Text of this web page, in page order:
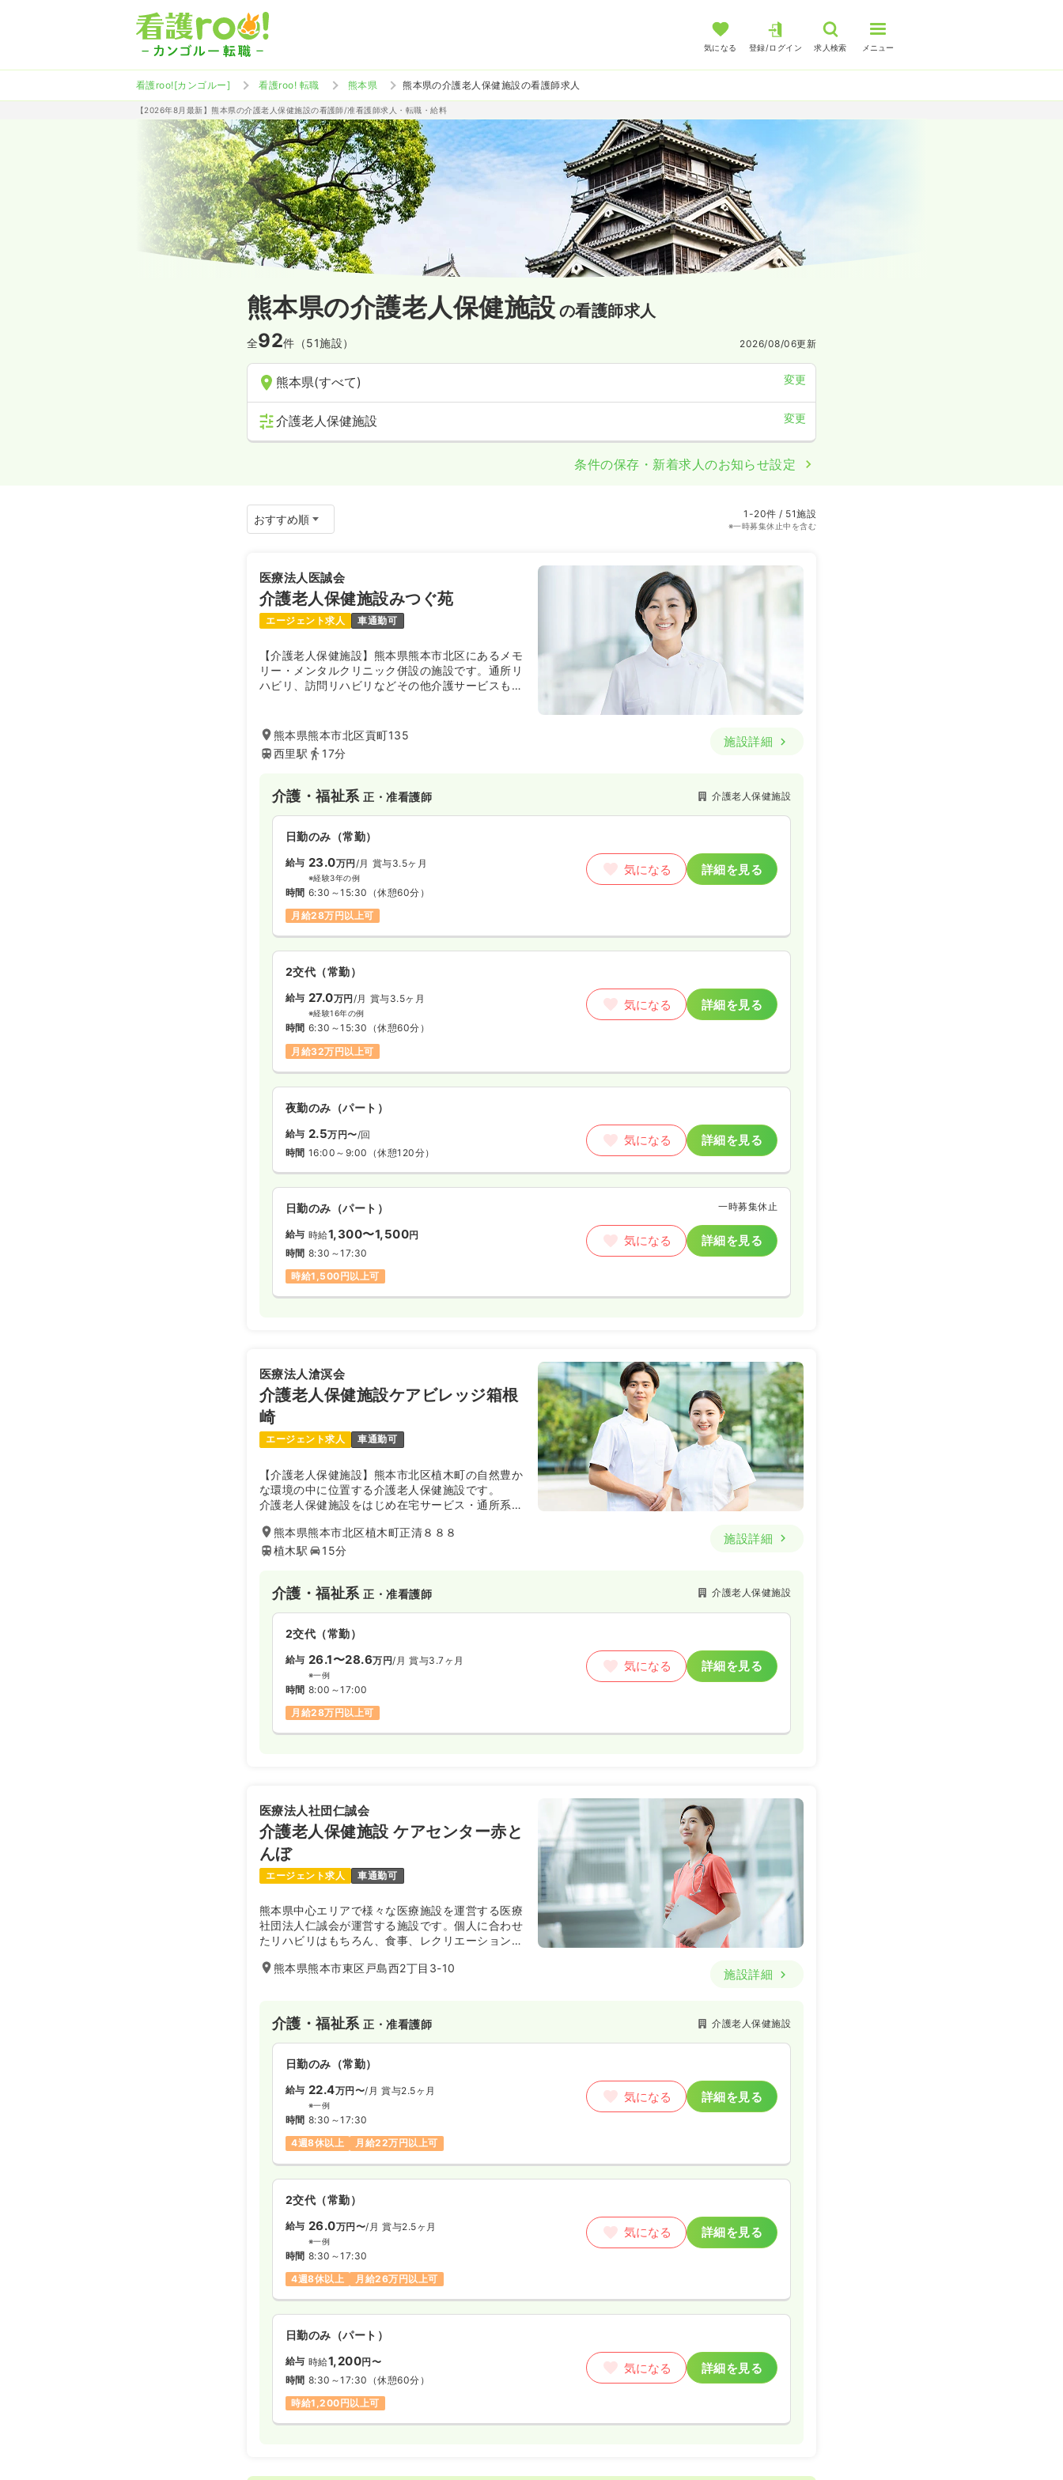
気になる 登録/ログイン 求人検索 メニュー
看護roo![カンゴルー] 看護roo! 転職 熊本県 熊本県の介護老人保健施設の看護師求人
【2026年8月最新】熊本県の介護老人保健施設の看護師/准看護師求人・転職・給料
熊本県の介護老人保健施設 の看護師求人
全92件（51施設） 2026/08/06更新
熊本県(すべて) 変更
介護老人保健施設 変更
条件の保存・新着求人のお知らせ設定
1-20件 / 51施設
※一時募集休止中を含む
医療法人医誠会
介護老人保健施設みつぐ苑
エージェント求人 車通勤可
【介護老人保健施設】熊本県熊本市北区にあるメモ
リー・メンタルクリニック併設の施設です。通所リ
ハビリ、訪問リハビリなどその他介護サービスも提
熊本県熊本市北区貢町135
西里駅
17分
施設詳細
介護・福祉系正・准看護師 介護老人保健施設
日勤のみ（常勤）
給与 23.0万円/月 賞与3.5ヶ月
※経験3年の例
時間 6:30～15:30 （休憩60分）
月給28万円以上可
気になる 詳細を見る
2交代（常勤）
給与 27.0万円/月 賞与3.5ヶ月
※経験16年の例
時間 6:30～15:30 （休憩60分）
月給32万円以上可
気になる 詳細を見る
夜勤のみ（パート）
給与 2.5万円〜/回
時間 16:00～9:00 （休憩120分）
気になる 詳細を見る
日勤のみ（パート） 一時募集休止
給与 時給1,300〜1,500円
時間 8:30～17:30
時給1,500円以上可
気になる 詳細を見る
医療法人滄溟会
介護老人保健施設ケアビレッジ箱根
崎
エージェント求人 車通勤可
【介護老人保健施設】熊本市北区植木町の自然豊か
な環境の中に位置する介護老人保健施設です。
介護老人保健施設をはじめ在宅サービス・通所系・
ス展開によって、総合力によるワンストップサービ
スを実現し、高齢者になっても元気でその人らしく
熊本県熊本市北区植木町正清８８８
植木駅
15分
施設詳細
介護・福祉系正・准看護師 介護老人保健施設
2交代（常勤）
給与 26.1〜28.6万円/月 賞与3.7ヶ月
※一例
時間 8:00～17:00
月給28万円以上可
気になる 詳細を見る
医療法人社団仁誠会
介護老人保健施設 ケアセンター赤と
んぼ
エージェント求人 車通勤可
熊本県中心エリアで様々な医療施設を運営する医療
社団法人仁誠会が運営する施設です。個人に合わせ
たリハビリはもちろん、食事、レクリエーション、
生活が継続できるお手伝いをしています。
熊本県熊本市東区戸島西2丁目3-10 施設詳細
介護・福祉系正・准看護師 介護老人保健施設
日勤のみ（常勤）
給与 22.4万円〜/月 賞与2.5ヶ月
※一例
時間 8:30～17:30
4週8休以上
月給22万円以上可
気になる 詳細を見る
2交代（常勤）
給与 26.0万円〜/月 賞与2.5ヶ月
※一例
時間 8:30～17:30
4週8休以上
月給26万円以上可
気になる 詳細を見る
日勤のみ（パート）
給与 時給1,200円〜
時間 8:30～17:30 （休憩60分）
時給1,200円以上可
気になる 詳細を見る